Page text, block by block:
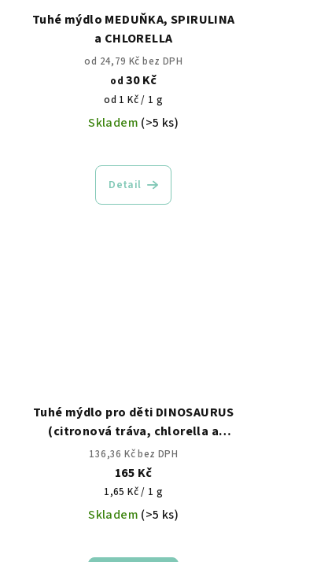
Tuhé mýdlo MEDUŇKA, SPIRULINA
a CHLORELLA
od 24,79 Kč bez DPH
od 30 Kč
Měrná
cena:
od 1 Kč / 1 g
Skladem (>5 ks)
Detail
Tuhé mýdlo pro děti DINOSAURUS
(citronová tráva, chlorella a
spirulina)
136,36 Kč bez DPH
165 Kč
Měrná
cena:
1,65 Kč / 1 g
Skladem (>5 ks)